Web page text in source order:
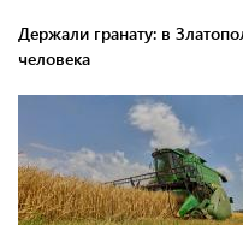
Держали гранату: в
человека